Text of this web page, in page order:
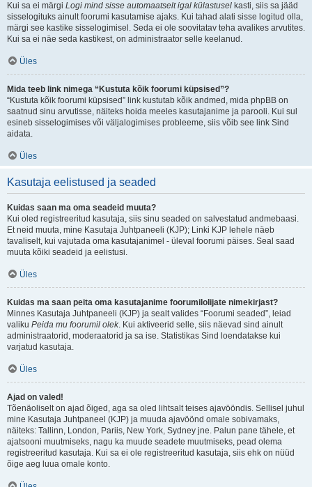
Kui sa ei märgi Logi mind sisse automaatselt igal külastusel kasti, siis sa jääd
sisselogituks ainult foorumi kasutamise ajaks. Kui tahad alati sisse logitud olla,
märgi see kastike sisselogimisel. Seda ei ole soovitatav teha avalikes arvutites.
Kui sa ei näe seda kastikest, on administraator selle keelanud.
Üles
Mida teeb link nimega “Kustuta kõik foorumi küpsised”?
“Kustuta kõik foorumi küpsised” link kustutab kõik andmed, mida phpBB on
saatnud sinu arvutisse, näiteks hoida meeles kasutajanime ja parooli. Kui sul
esineb sisselogimises või väljalogimises probleeme, siis võib see link Sind
aidata.
Üles
Kasutaja eelistused ja seaded
Kuidas saan ma oma seadeid muuta?
Kui oled registreeritud kasutaja, siis sinu seaded on salvestatud andmebaasi.
Et neid muuta, mine Kasutaja Juhtpaneeli (KJP); Linki KJP lehele näeb
tavaliselt, kui vajutada oma kasutajanimel - üleval foorumi päises. Seal saad
muuta kõiki seadeid ja eelistusi.
Üles
Kuidas ma saan peita oma kasutajanime foorumilolijate nimekirjast?
Minnes Kasutaja Juhtpaneeli (KJP) ja sealt valides “Foorumi seaded”, leiad
valiku Peida mu foorumil olek. Kui aktiveerid selle, siis näevad sind ainult
administraatorid, moderaatorid ja sa ise. Statistikas Sind loendatakse kui
varjatud kasutaja.
Üles
Ajad on valed!
Tõenäoliselt on ajad õiged, aga sa oled lihtsalt teises ajavööndis. Sellisel juhul
mine Kasutaja Juhtpaneel (KJP) ja muuda ajavöönd omale sobivamaks,
näiteks: Tallinn, London, Pariis, New York, Sydney jne. Palun pane tähele, et
ajatsooni muutmiseks, nagu ka muude seadete muutmiseks, pead olema
registreeritud kasutaja. Kui sa ei ole registreeritud kasutaja, siis ehk on nüüd
õige aeg luua omale konto.